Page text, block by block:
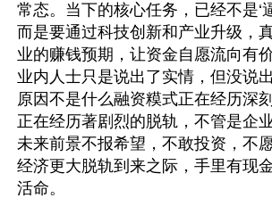
常态。当下的核心任务，已经不是‘
而是要通过科技创新和产业升级，
业的赚钱预期，让资金自愿流向有
业内人士只是说出了实情，但没说
原因不是什么融资糢式正在经历深
正在经历著剧烈的脱轨，不管是企
未来前景不报希望，不敢投资，不
经济更大脱轨到来之际，手里有现
活命。